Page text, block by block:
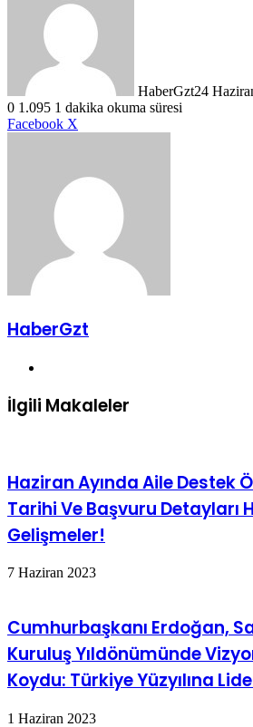
HaberGzt24
0 1.095 1 dakika okuma süresi
Facebook X
HaberGzt
İlgili Makaleler
Haziran Ayında Aile Destek
Tarihi Ve Başvuru Detayları
Gelişmeler!
7 Haziran 2023
Cumhurbaşkanı Erdoğan,
Kuruluş Yıldönümünde
Koydu: Türkiye Yüzyılına
1 Haziran 2023